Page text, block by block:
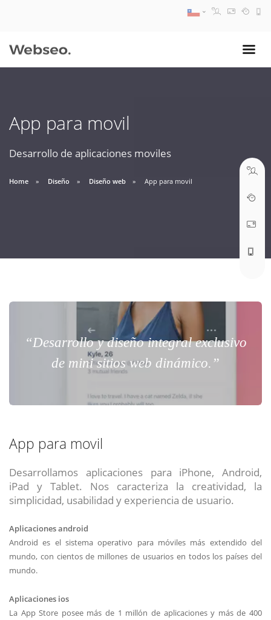
App para movil
Desarrollo de aplicaciones moviles
Home Diseño Diseño web App para movil
“Desarrollo y diseño integral exclusivo
de mini sitios web dinámico.”
App para movil
Desarrollamos aplicaciones para iPhone, Android,
iPad y Tablet. Nos caracteriza la creatividad, la
simplicidad, usabilidad y experiencia de usuario.
Aplicaciones android
Android es el sistema operativo para móviles más extendido del
mundo, con cientos de millones de usuarios en todos los países del
mundo.
Aplicaciones ios
La App Store posee más de 1 millón de aplicaciones y más de 400
09:30 AM A 18:30 PM
soporte@webseo.cl